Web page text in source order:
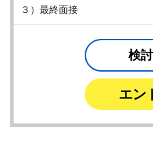
３）最終面接
検
エン